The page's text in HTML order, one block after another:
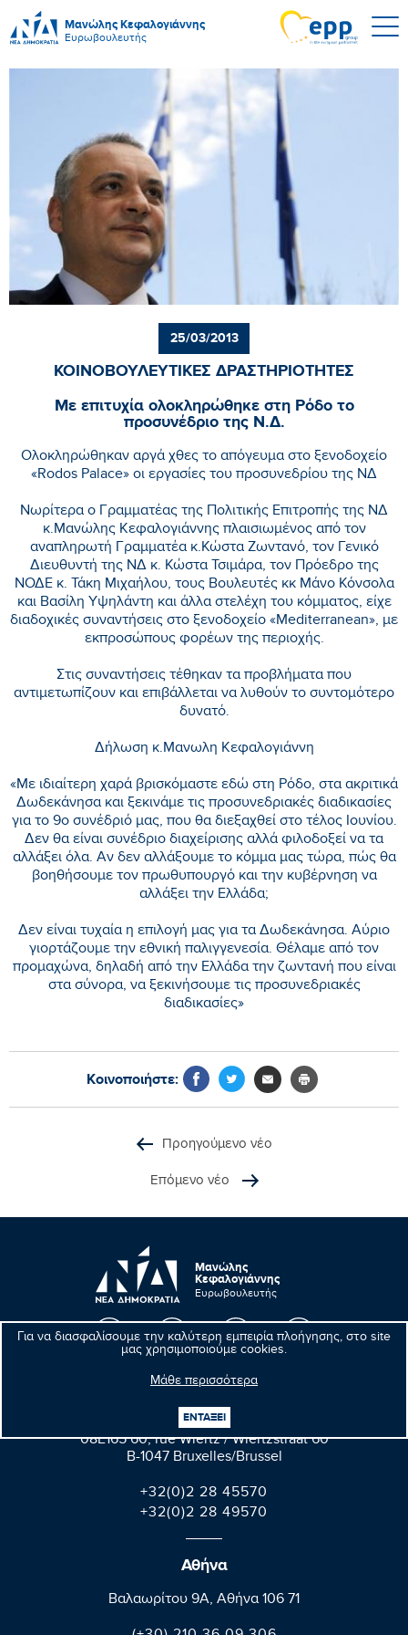
Μανώλης Κεφαλογιάννης
Ευρωβουλευτής
Για να διασφαλίσουμε την καλύτερη εμπειρία πλοήγησης, στο site
μας χρησιμοποιούμε cookies.
Μάθε περισσότερα
ΕΝΤΑΞΕΙ
25/03/2013
ΚΟΙΝΟΒΟΥΛΕΥΤΙΚΕΣ ΔΡΑΣΤΗΡΙΟΤΗΤΕΣ
Με επιτυχία ολοκληρώθηκε στη Ρόδο το
προσυνέδριο της Ν.Δ.
Ολοκληρώθηκαν αργά χθες το απόγευμα στο ξενοδοχείο
«Rodos Palace» οι εργασίες του προσυνεδρίου της ΝΔ
Νωρίτερα ο Γραμματέας της Πολιτικής Επιτροπής της ΝΔ
κ.Μανώλης Κεφαλογιάννης πλαισιωμένος από τον
αναπληρωτή Γραμματέα κ.Κώστα Ζωντανό, τον Γενικό
Διευθυντή της ΝΔ κ. Κώστα Τσιμάρα, τον Πρόεδρο της
ΝΟΔΕ κ. Τάκη Μιχαήλου, τους Βουλευτές κκ Μάνο Κόνσολα
και Βασίλη Υψηλάντη και άλλα στελέχη του κόμματος, είχε
διαδοχικές συναντήσεις στο ξενοδοχείο «Mediterranean», με
εκπροσώπους φορέων της περιοχής.
Στις συναντήσεις τέθηκαν τα προβλήματα που
αντιμετωπίζουν και επιβάλλεται να λυθούν το συντομότερο
δυνατό.
Δήλωση κ.Μανωλη Κεφαλογιάννη
«Με ιδιαίτερη χαρά βρισκόμαστε εδώ στη Ρόδο, στα ακριτικά
Δωδεκάνησα και ξεκινάμε τις προσυνεδριακές διαδικασίες
για το 9ο συνέδριό μας, που θα διεξαχθεί στο τέλος Ιουνίου.
Δεν θα είναι συνέδριο διαχείρισης αλλά φιλοδοξεί να τα
αλλάξει όλα. Αν δεν αλλάξουμε το κόμμα μας τώρα, πώς θα
βοηθήσουμε τον πρωθυπουργό και την κυβέρνηση να
αλλάξει την Ελλάδα;
Δεν είναι τυχαία η επιλογή μας για τα Δωδεκάνησα. Αύριο
γιορτάζουμε την εθνική παλιγγενεσία. Θέλαμε από τον
προμαχώνα, δηλαδή από την Ελλάδα την ζωντανή που είναι
στα σύνορα, να ξεκινήσουμε τις προσυνεδριακές
διαδικασίες»
Κοινοποιήστε:
Προηγούμενο νέο
Επόμενο νέο
Μανώλης
Κεφαλογιάννης
Ευρωβουλευτής
Βρυξέλλες
Parlement européen Bât. Altiero Spinelli
08E165 60, rue Wiertz / Wiertzstraat 60
B-1047 Bruxelles/Brussel
+32(0)2 28 45570
+32(0)2 28 49570
Αθήνα
Βαλαωρίτου 9A, Aθήνα 106 71